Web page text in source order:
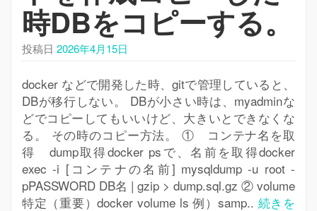
時DBをコピーする。
投稿日 2026年4月15日
docker などで開発した時、gitで管理していると、
DBが移行しない。 DBが小さい時は、myadminな
どでコピーしてもいいけど、大きいとできなくな
る。 その時のコピー方法。 ① コンテナ名を取
得 dump取得docker psで、名前を取得docker
exec -i [コンテナの名前] mysqldump -u root -
pPASSWORD DB名 | gzip > dump.sql.gz ② volume
特定（重要）docker volume ls 例）samp.. 続きを